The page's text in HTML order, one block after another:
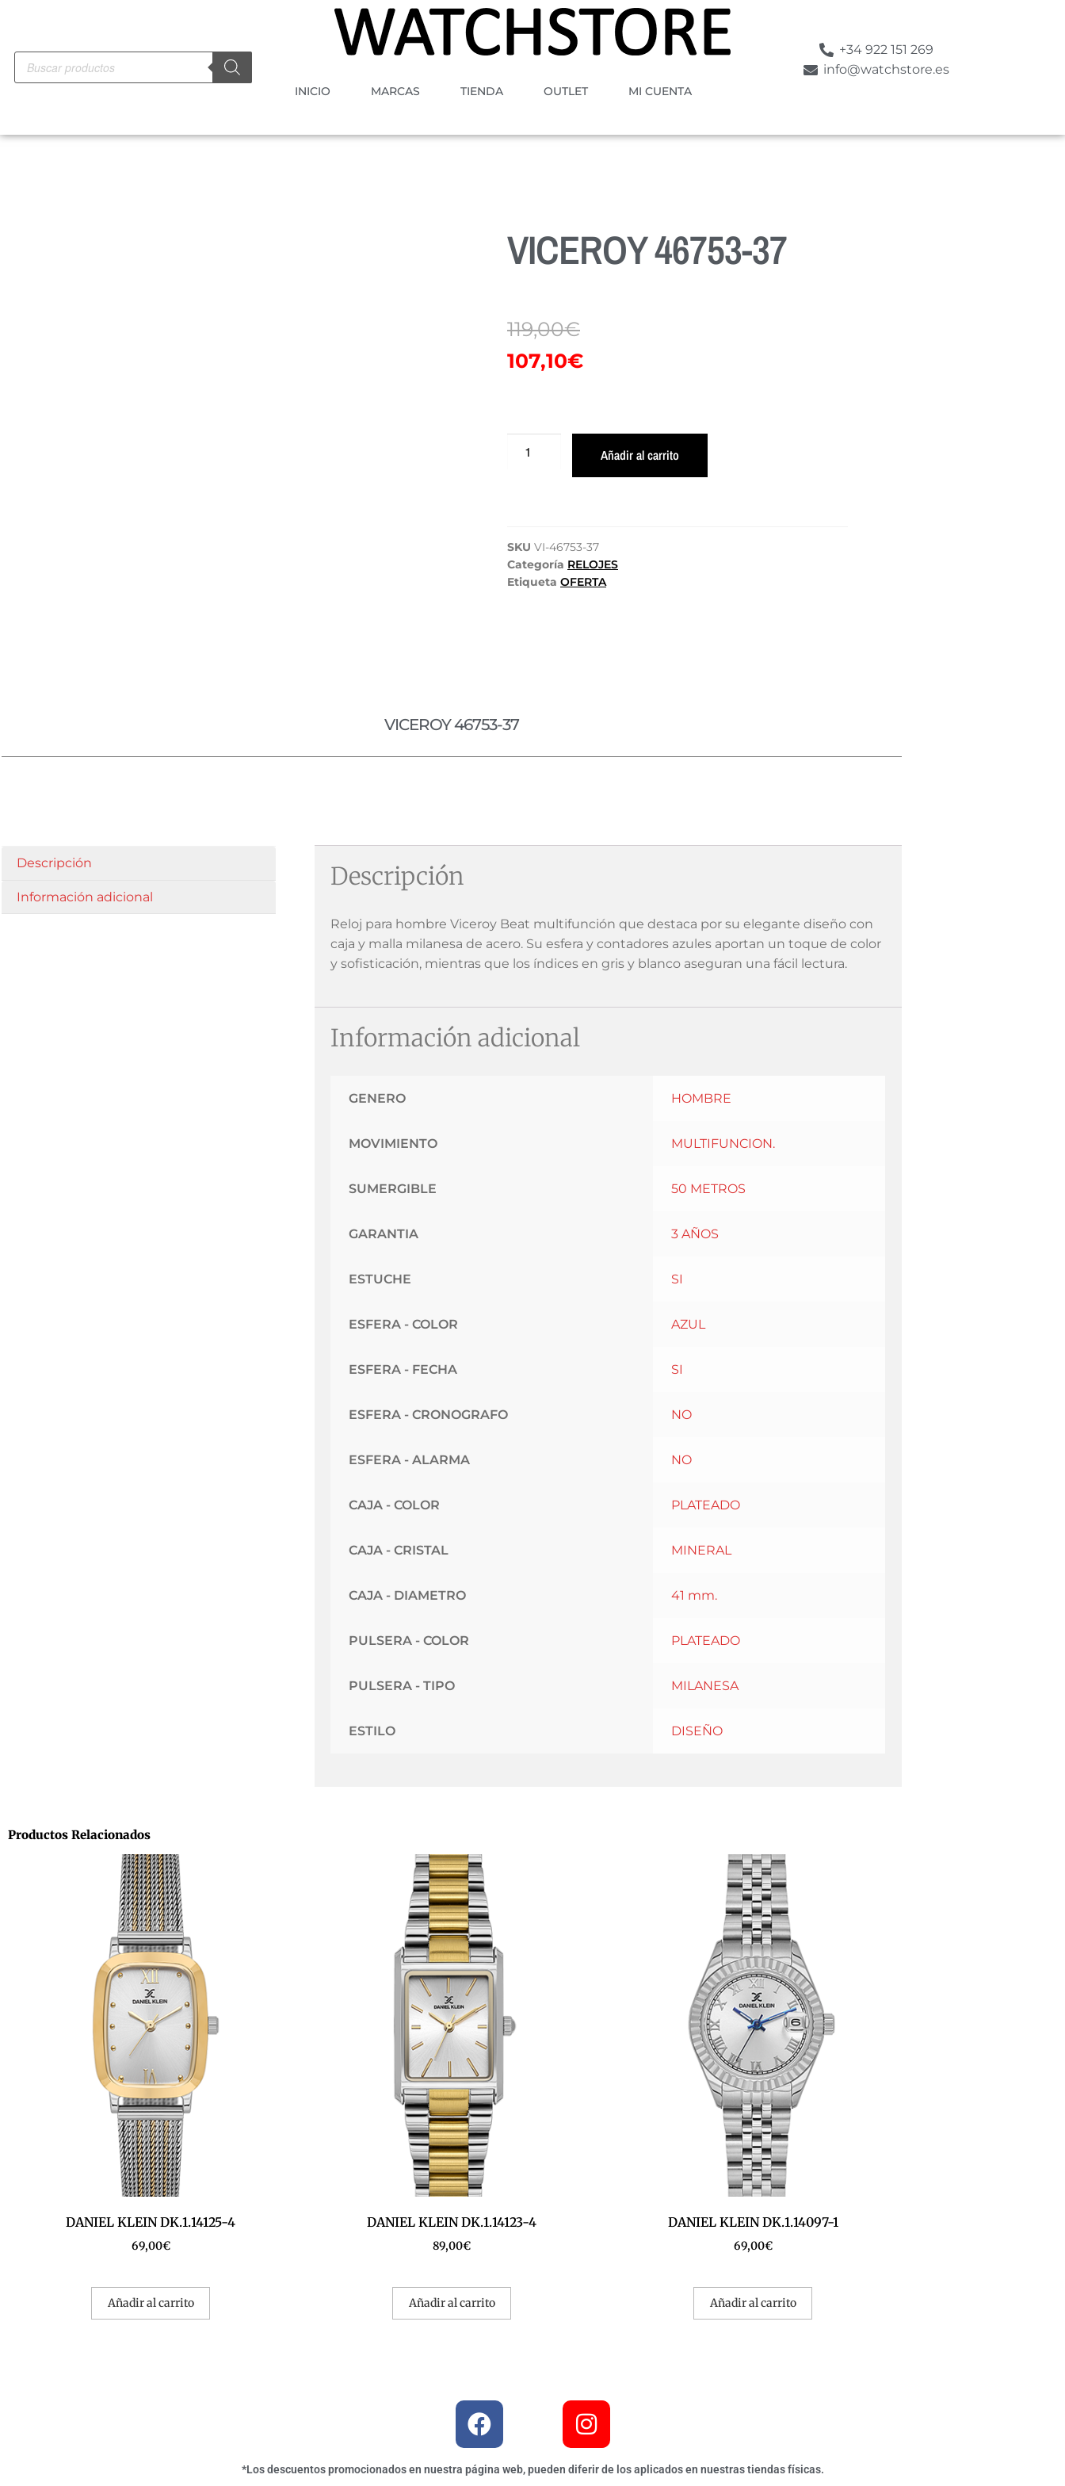
INICIO MARCAS TIENDA OUTLET MI CUENTA
+34 922 151 269
info@watchstore.es
VICEROY 46753-37
119,00€
107,10€
Añadir al carrito
SKU VI-46753-37
Categoría RELOJES
Etiqueta OFERTA
VICEROY 46753-37
Descripción
Información adicional
Descripción
Reloj para hombre Viceroy Beat multifunción que destaca por su elegante diseño con
caja y malla milanesa de acero. Su esfera y contadores azules aportan un toque de color
y sofisticación, mientras que los índices en gris y blanco aseguran una fácil lectura.
Información adicional
GENERO HOMBRE
MOVIMIENTO MULTIFUNCION.
SUMERGIBLE 50 METROS
GARANTIA 3 AÑOS
ESTUCHE SI
ESFERA - COLOR AZUL
ESFERA - FECHA SI
ESFERA - CRONOGRAFO NO
ESFERA - ALARMA NO
CAJA - COLOR PLATEADO
CAJA - CRISTAL MINERAL
CAJA - DIAMETRO 41 mm.
PULSERA - COLOR PLATEADO
PULSERA - TIPO MILANESA
ESTILO DISEÑO
Productos Relacionados
DANIEL KLEIN DK.1.14125-4
69,00€
Añadir al carrito
DANIEL KLEIN DK.1.14123-4
89,00€
Añadir al carrito
DANIEL KLEIN DK.1.14097-1
69,00€
Añadir al carrito
*Los descuentos promocionados en nuestra página web, pueden diferir de los aplicados en nuestras tiendas físicas.